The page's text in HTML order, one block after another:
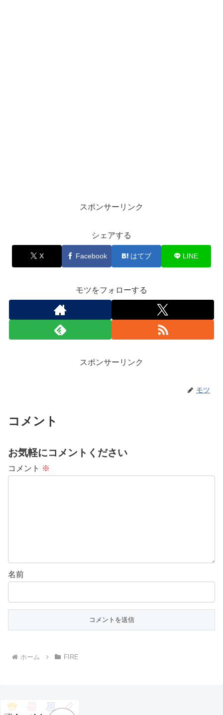
スポンサーリンク
シェアする
X Facebook はてブ LINE
モツをフォローする
スポンサーリンク
モツ
コメント
お気軽にコメントください
コメント ※
名前
ホーム FIRE